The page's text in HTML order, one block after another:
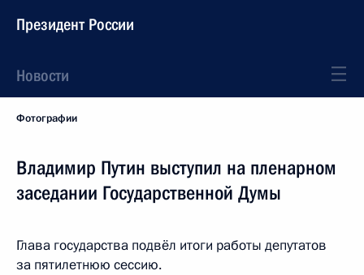
Президент России
Новости
Фотографии
Владимир Путин выступил на пленарном
заседании Государственной Думы
Глава государства подвёл итоги работы депутатов
за пятилетнюю сессию.